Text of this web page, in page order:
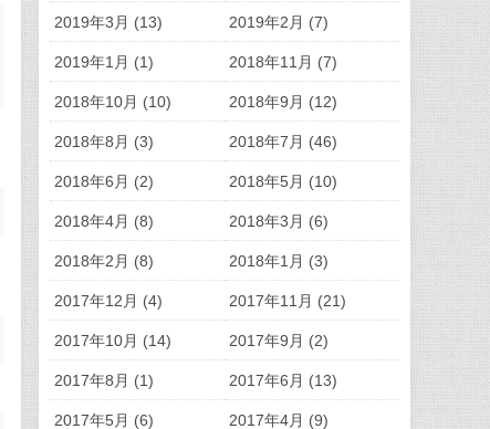
2019年3月 (13) 2019年2月 (7)
2019年1月 (1) 2018年11月 (7)
2018年10月 (10) 2018年9月 (12)
2018年8月 (3) 2018年7月 (46)
2018年6月 (2) 2018年5月 (10)
2018年4月 (8) 2018年3月 (6)
2018年2月 (8) 2018年1月 (3)
2017年12月 (4) 2017年11月 (21)
2017年10月 (14) 2017年9月 (2)
2017年8月 (1) 2017年6月 (13)
2017年5月 (6) 2017年4月 (9)